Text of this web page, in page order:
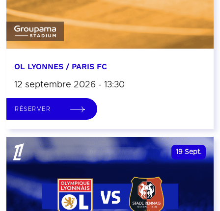
OL LYONNES / PARIS FC
12 septembre 2026 - 13:30
RÉSERVER
19 Sept.